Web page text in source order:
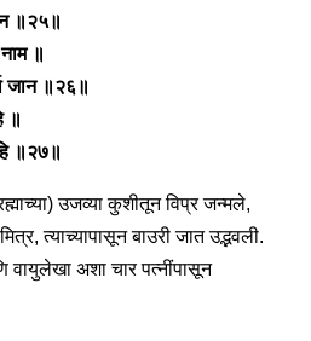
॥२५॥
॥
जान ॥२६॥
॥
॥२७॥
उजव्या कुशीतून विप्र जन्मले,
त्याच्यापासून बाउरी जात उद्भवली.
वायुलेखा अशा चार पत्नींपासून